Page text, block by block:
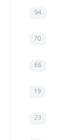
94
70
66
19
23